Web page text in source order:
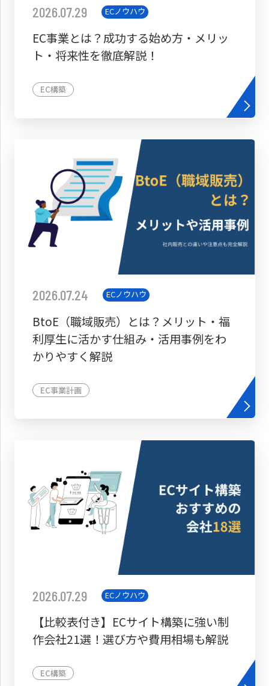
2026.07.29 ECノウハウ
EC事業とは？成功する始め方・メリッ
ト・将来性を徹底解説！
EC構築
2026.07.24 ECノウハウ
BtoE（職域販売）とは？メリット・福
利厚生に活かす仕組み・活用事例をわ
かりやすく解説
EC事業計画
2026.07.29 ECノウハウ
【比較表付き】ECサイト構築に強い制
作会社21選！選び方や費用相場も解説
EC構築